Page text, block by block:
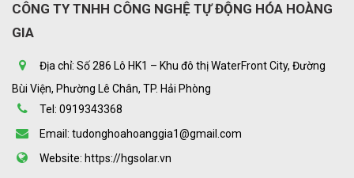
CÔNG TY TNHH CÔNG NGHỆ TỰ ĐỘNG HÓA HOÀNG
GIA
Địa chỉ: Số 286 Lô HK1 – Khu đô thị WaterFront City, Đường
Bùi Viện, Phường Lê Chân, TP. Hải Phòng
Tel: 0919343368
Email: tudonghoahoanggia1@gmail.com
Website: https://hgsolar.vn